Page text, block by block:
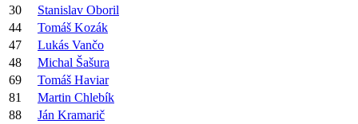
30
Stanislav Oboril
44
Tomáš Kozák
47
Lukás Vančo
48
Michal Šašura
69
Tomáš Haviar
81
Martin Chlebík
88
Ján Kramarič